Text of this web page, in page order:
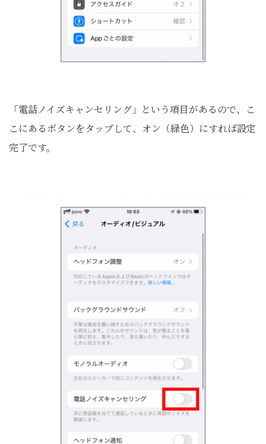
「電話ノイズキャンセリング」という項目があるので、こ
こにあるボタンをタップして、オン（緑色）にすれば設定
完了です。